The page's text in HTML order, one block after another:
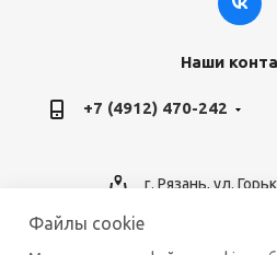
Наши
+7 (4912) 470-242
г. Рязань, ул.
Файлы cookie